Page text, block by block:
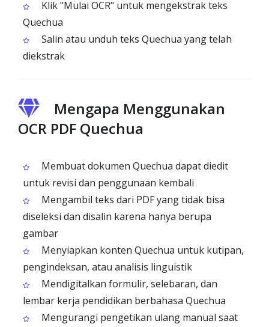
Klik "Mulai OCR" untuk mengekstrak teks
Quechua
Salin atau unduh teks Quechua yang telah
diekstrak
Mengapa Menggunakan
OCR PDF Quechua
Membuat dokumen Quechua dapat diedit
untuk revisi dan penggunaan kembali
Mengambil teks dari PDF yang tidak bisa
diseleksi dan disalin karena hanya berupa
gambar
Menyiapkan konten Quechua untuk kutipan,
pengindeksan, atau analisis linguistik
Mendigitalkan formulir, selebaran, dan
lembar kerja pendidikan berbahasa Quechua
Mengurangi pengetikan ulang manual saat